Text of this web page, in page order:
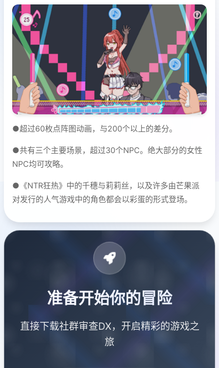
●超过60枚点阵图动画，与200个以上的差分。
●共有三个主要场景，超过30个NPC。绝大部分的女性
NPC均可攻略。
●《NTR狂热》中的千穗与莉莉丝，以及许多由芒果派
对发行的人气游戏中的角色都会以彩蛋的形式登场。
准备开始你的冒险
直接下载社群审查DX，开启精彩的游戏之
旅